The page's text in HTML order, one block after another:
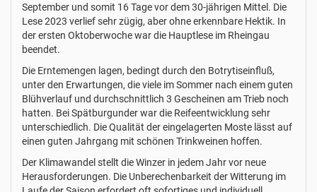
September und somit 16 Tage vor dem 30-jährigen Mittel. Die
Lese 2023 verlief sehr zügig, aber ohne erkennbare Hektik. In
der ersten Oktoberwoche war die Hauptlese im Rheingau
beendet.
Die Erntemengen lagen, bedingt durch den Botrytiseinfluß,
unter den Erwartungen, die viele im Sommer nach einem guten
Blühverlauf und durchschnittlich 3 Gescheinen am Trieb noch
hatten. Bei Spätburgunder war die Reifeentwicklung sehr
unterschiedlich. Die Qualität der eingelagerten Moste lässt auf
einen guten Jahrgang mit schönen Trinkweinen hoffen.
Der Klimawandel stellt die Winzer in jedem Jahr vor neue
Herausforderungen. Die Unberechenbarkeit der Witterung im